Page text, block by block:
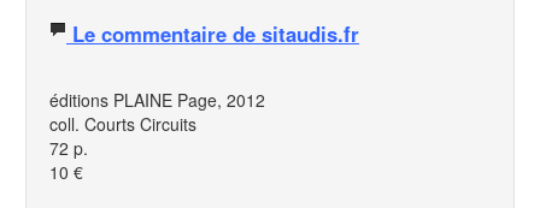
Le commentaire de sitaudis.fr
éditions PLAINE Page, 2012
coll. Courts Circuits
72 p.
10 €